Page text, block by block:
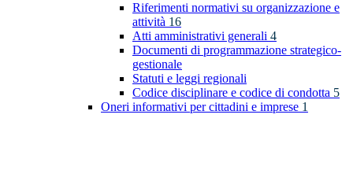
Riferimenti normativi su organizzazione e
attività 16
Atti amministrativi generali 4
Documenti di programmazione strategico-
gestionale
Statuti e leggi regionali
Codice disciplinare e codice di condotta 5
Oneri informativi per cittadini e imprese 1